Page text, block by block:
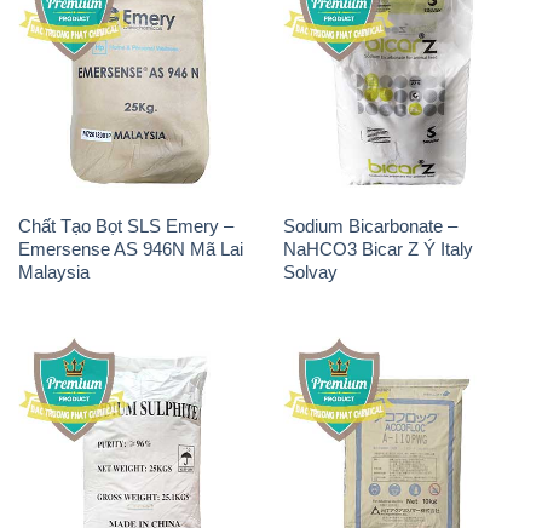
Chất Tạo Bọt SLS Emery –
Emersense AS 946N Mã Lai
Malaysia
Sodium Bicarbonate –
NaHCO3 Bicar Z Ý Italy
Solvay